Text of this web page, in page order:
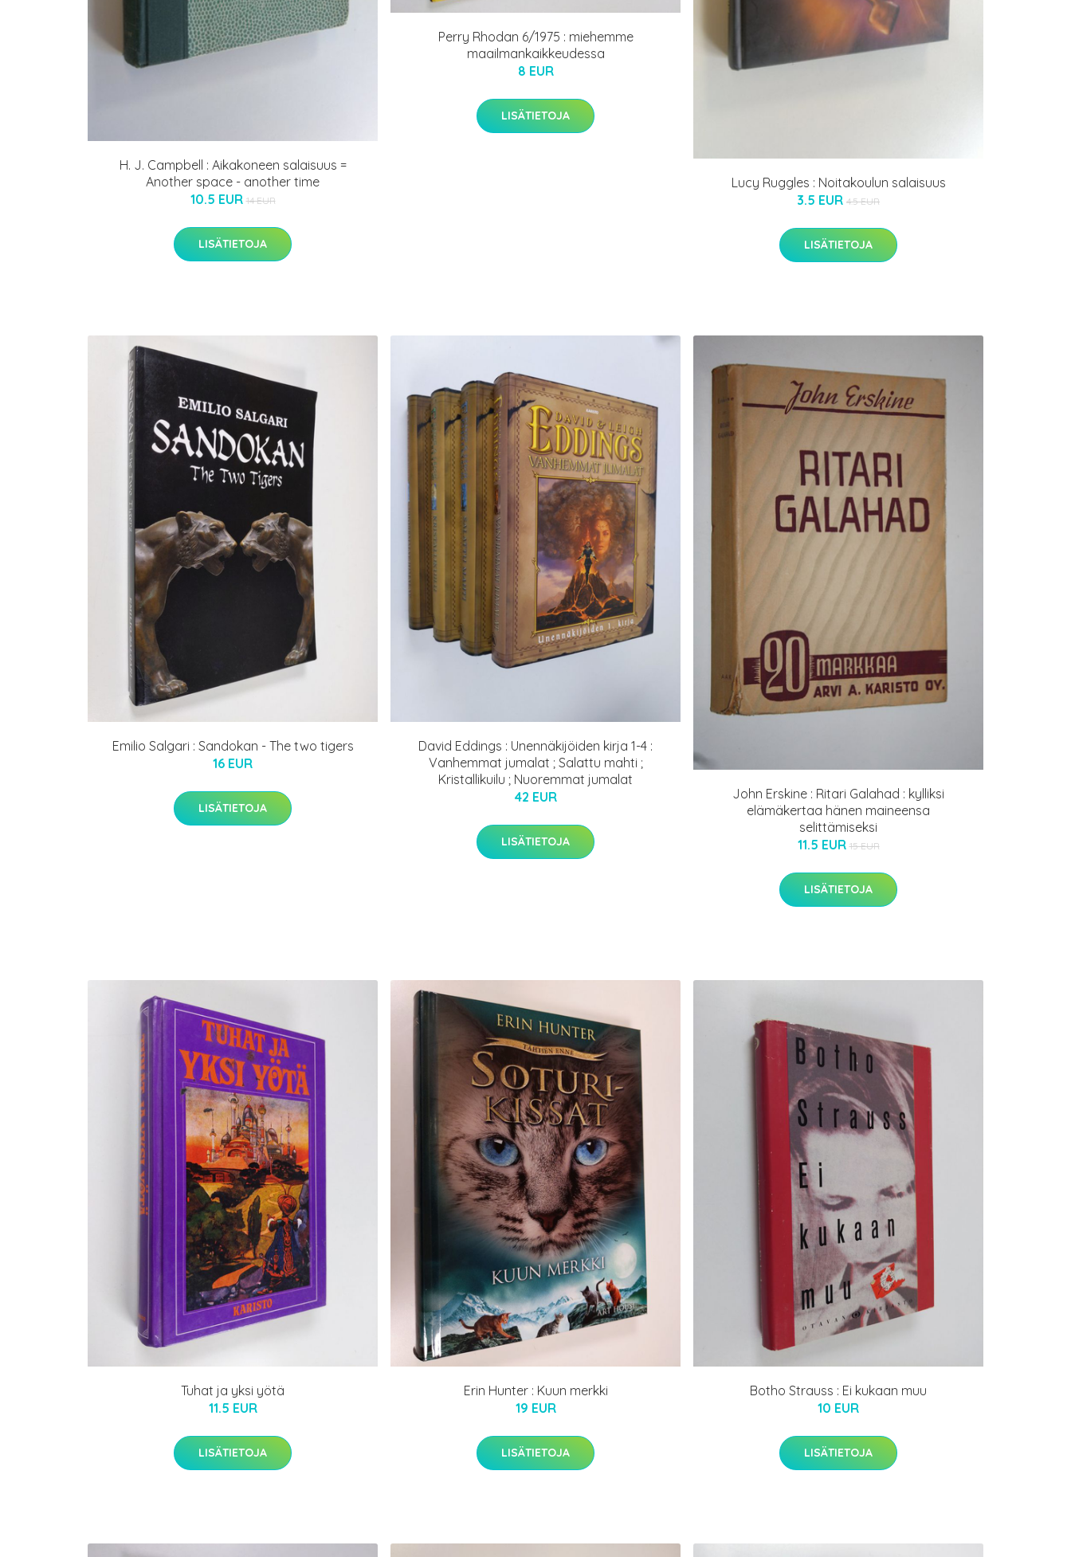
H. J. Campbell : Aikakoneen salaisuus =
Another space - another time
10.5 EUR 14 EUR
LISÄTIETOJA
Perry Rhodan 6/1975 : miehemme
maailmankaikkeudessa
8 EUR
LISÄTIETOJA
Lucy Ruggles : Noitakoulun salaisuus
3.5 EUR 4.5 EUR
LISÄTIETOJA
Emilio Salgari : Sandokan - The two tigers
16 EUR
LISÄTIETOJA
David Eddings : Unennäkijöiden kirja 1-4 :
Vanhemmat jumalat ; Salattu mahti ;
Kristallikuilu ; Nuoremmat jumalat
42 EUR
LISÄTIETOJA
John Erskine : Ritari Galahad : kylliksi
elämäkertaa hänen maineensa
selittämiseksi
11.5 EUR 15 EUR
LISÄTIETOJA
Tuhat ja yksi yötä
11.5 EUR
LISÄTIETOJA
Erin Hunter : Kuun merkki
19 EUR
LISÄTIETOJA
Botho Strauss : Ei kukaan muu
10 EUR
LISÄTIETOJA